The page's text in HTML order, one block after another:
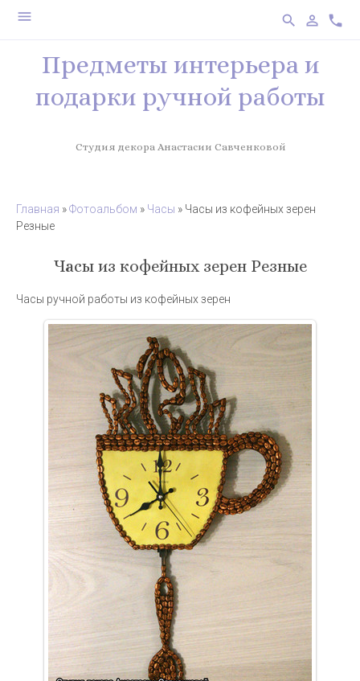
menu search person_outline phone
Предметы интерьера и
подарки ручной работы
Студия декора Анастасии Савченковой
Главная »Фотоальбом » Часы » Часы из кофейных зерен
Резные
Часы из кофейных зерен Резные
Часы ручной работы из кофейных зерен